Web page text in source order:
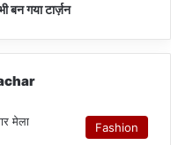
बन गया टार्ज़न
Fashion